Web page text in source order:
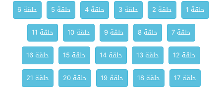
حلقة 1 حلقة 2 حلقة 3 حلقة 4 حلقة 5
حلقة 6
حلقة 7
حلقة 8 حلقة 9 حلقة 10
حلقة 11
حلقة 12
حلقة 13 حلقة 14 حلقة 15
حلقة 16
حلقة 17
حلقة 18 حلقة 19 حلقة 20
حلقة 21